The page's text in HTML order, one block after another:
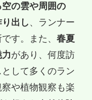
の雲や周囲の
出し 、ランナー
す。また、 春夏
があり、何度訪
して多くのラン
や植物観察も楽